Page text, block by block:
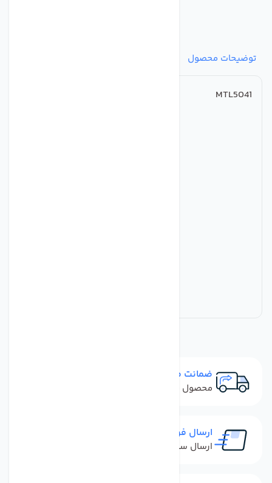
توضیحات محصول
MTL5041
ضمانت مرجوعی
محصول نباید آسیب دیده باشد
ارسال فوری
ارسال سفارش در کمترین زمان ممکن